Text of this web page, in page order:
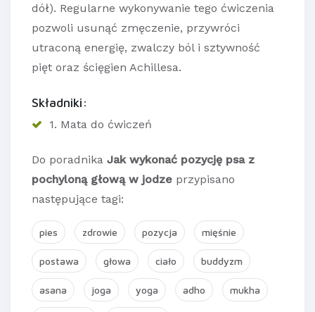
dół). Regularne wykonywanie tego ćwiczenia
pozwoli usunąć zmęczenie, przywróci
utraconą energię, zwalczy ból i sztywność
pięt oraz ścięgien Achillesa.
Składniki:
1. Mata do ćwiczeń
Do poradnika Jak wykonać pozycję psa z
pochyloną głową w jodze przypisano
następujące tagi:
pies zdrowie pozycja mięśnie
postawa głowa ciało buddyzm
asana joga yoga adho mukha